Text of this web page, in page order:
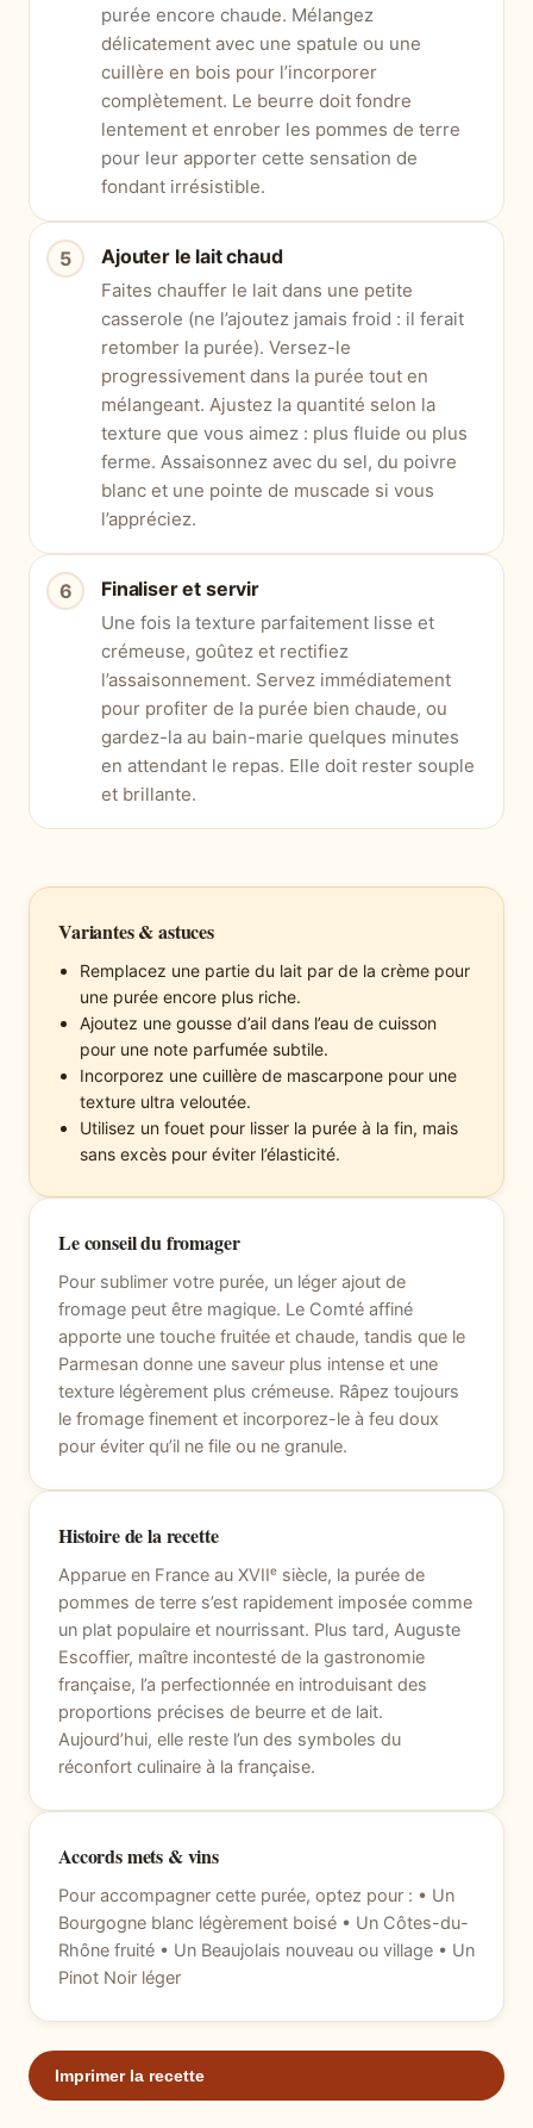
purée encore chaude. Mélangez
délicatement avec une spatule ou une
cuillère en bois pour l’incorporer
complètement. Le beurre doit fondre
lentement et enrober les pommes de terre
pour leur apporter cette sensation de
fondant irrésistible.
Ajouter le lait chaud
Faites chauffer le lait dans une petite
casserole (ne l’ajoutez jamais froid : il ferait
retomber la purée). Versez-le
progressivement dans la purée tout en
mélangeant. Ajustez la quantité selon la
texture que vous aimez : plus fluide ou plus
ferme. Assaisonnez avec du sel, du poivre
blanc et une pointe de muscade si vous
l’appréciez.
Finaliser et servir
Une fois la texture parfaitement lisse et
crémeuse, goûtez et rectifiez
l’assaisonnement. Servez immédiatement
pour profiter de la purée bien chaude, ou
gardez-la au bain-marie quelques minutes
en attendant le repas. Elle doit rester souple
et brillante.
Variantes & astuces
Remplacez une partie du lait par de la crème pour
une purée encore plus riche.
Ajoutez une gousse d’ail dans l’eau de cuisson
pour une note parfumée subtile.
Incorporez une cuillère de mascarpone pour une
texture ultra veloutée.
Utilisez un fouet pour lisser la purée à la fin, mais
sans excès pour éviter l’élasticité.
Le conseil du fromager
Pour sublimer votre purée, un léger ajout de
fromage peut être magique. Le Comté affiné
apporte une touche fruitée et chaude, tandis que le
Parmesan donne une saveur plus intense et une
texture légèrement plus crémeuse. Râpez toujours
le fromage finement et incorporez-le à feu doux
pour éviter qu’il ne file ou ne granule.
Histoire de la recette
Apparue en France au XVIIᵉ siècle, la purée de
pommes de terre s’est rapidement imposée comme
un plat populaire et nourrissant. Plus tard, Auguste
Escoffier, maître incontesté de la gastronomie
française, l’a perfectionnée en introduisant des
proportions précises de beurre et de lait.
Aujourd’hui, elle reste l’un des symboles du
réconfort culinaire à la française.
Accords mets & vins
Pour accompagner cette purée, optez pour : • Un
Bourgogne blanc légèrement boisé • Un Côtes-du-
Rhône fruité • Un Beaujolais nouveau ou village • Un
Pinot Noir léger
Imprimer la recette